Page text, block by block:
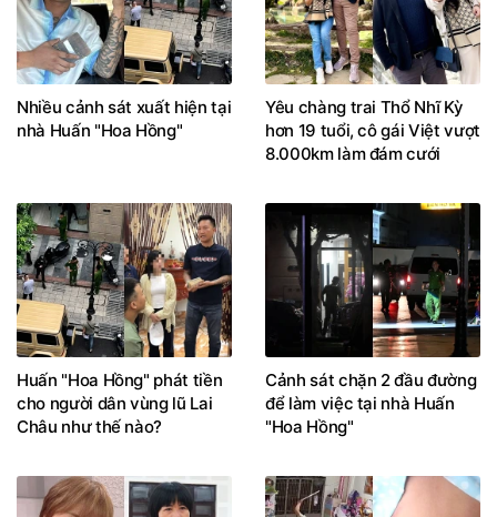
Nhiều cảnh sát xuất hiện tại
nhà Huấn "Hoa Hồng"
Yêu chàng trai Thổ Nhĩ Kỳ
hơn 19 tuổi, cô gái Việt vượt
8.000km làm đám cưới
Huấn "Hoa Hồng" phát tiền
cho người dân vùng lũ Lai
Châu như thế nào?
Cảnh sát chặn 2 đầu đường
để làm việc tại nhà Huấn
"Hoa Hồng"